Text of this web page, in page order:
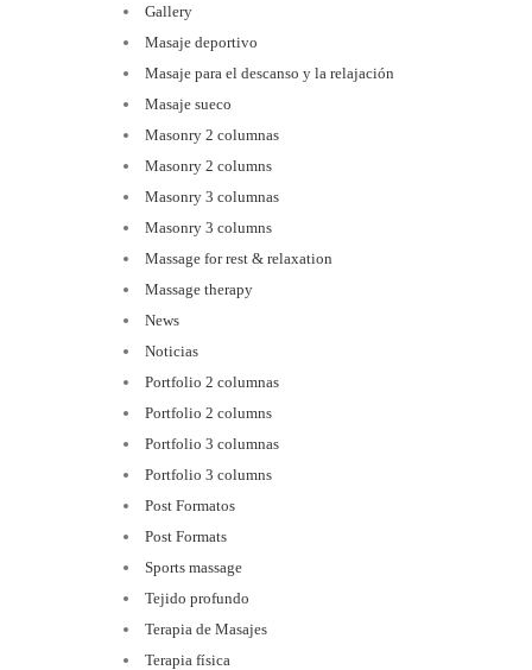
Gallery
Masaje deportivo
Masaje para el descanso y la relajación
Masaje sueco
Masonry 2 columnas
Masonry 2 columns
Masonry 3 columnas
Masonry 3 columns
Massage for rest & relaxation
Massage therapy
News
Noticias
Portfolio 2 columnas
Portfolio 2 columns
Portfolio 3 columnas
Portfolio 3 columns
Post Formatos
Post Formats
Sports massage
Tejido profundo
Terapia de Masajes
Terapia física